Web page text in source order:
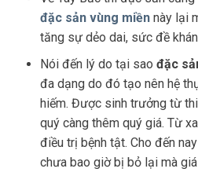
đặc sản vùng miềnnày lại
tăng sự dẻo dai, sức đề
Nói đến lý do tại sao đặc
đa dạng do đó tạo nên hệ
hiếm. Được sinh trưởng từ
quý càng thêm quý giá. Từ
điều trị bệnh tật. Cho đến
chưa bao giờ bị bỏ lại mà